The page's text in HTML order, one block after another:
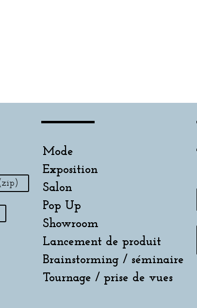
Mode
Exposition
Salon
Pop Up
Showroom
Lancement de produit
Brainstorming / séminaire
Tournage / prise de vues